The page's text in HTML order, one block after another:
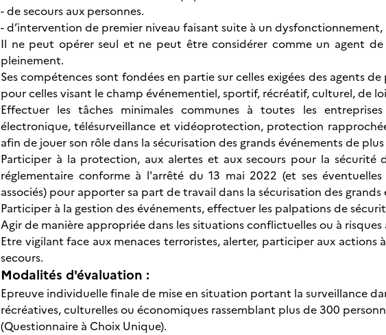
- de secours aux personnes.
- d’intervention de premier niveau faisant suite à un
Il ne peut opérer seul et ne peut être considérer comme un agent
pleinement.
Ses compétences sont fondées en partie sur celles exigées des agents
pour celles visant le champ événementiel, sportif, récréatif, culturel, de
Effectuer les tâches minimales communes à toutes les
électronique, télésurveillance et vidéoprotection, protection
afin de jouer son rôle dans la sécurisation des grands événements de
Participer à la protection, aux alertes et aux secours pour la sécurité
réglementaire conforme à l'arrêté du 13 mai 2022 (et ses
associés) pour apporter sa part de travail dans la sécurisation des
Participer à la gestion des événements, effectuer les palpations de
Agir de manière appropriée dans les situations conflictuelles ou à risques
Etre vigilant face aux menaces terroristes, alerter, participer aux
secours.
Modalités d'évaluation :
Epreuve individuelle finale de mise en situation portant la surveillance
récréatives, culturelles ou économiques rassemblant plus de 300
(Questionnaire à Choix Unique).